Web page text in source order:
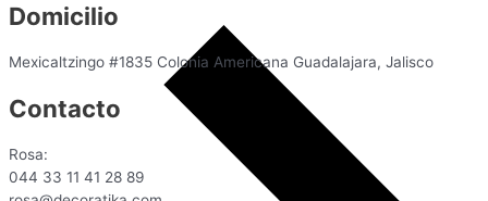
Domicilio
Mexicaltzingo #1835 Colonia Americana Guadalajara, Jalisco
Contacto
Rosa:
044 33 11 41 28 89